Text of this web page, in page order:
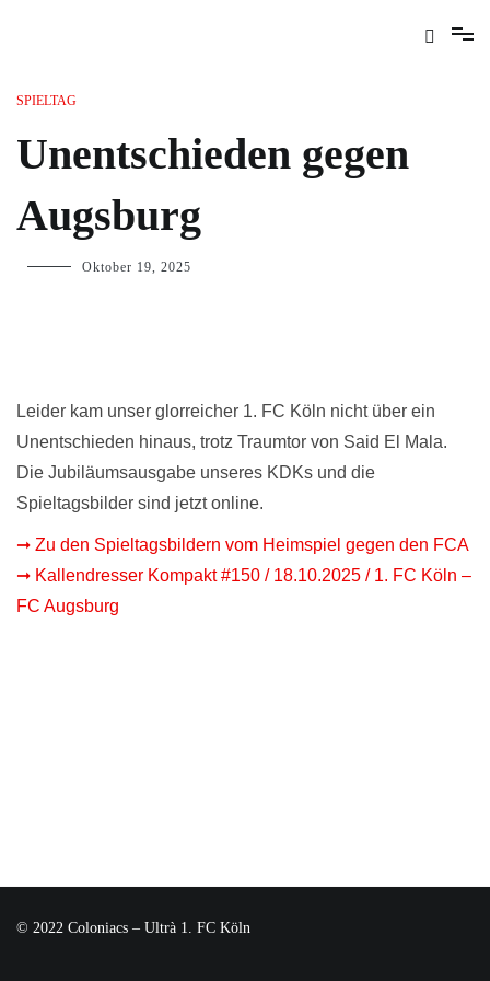
SPIELTAG
Unentschieden gegen
Augsburg
Oktober 19, 2025
Leider kam unser glorreicher 1. FC Köln nicht über ein
Unentschieden hinaus, trotz Traumtor von Said El Mala.
Die Jubiläumsausgabe unseres KDKs und die
Spieltagsbilder sind jetzt online.
➞ Zu den Spieltagsbildern vom Heimspiel gegen den FCA
➞ Kallendresser Kompakt #150 / 18.10.2025 / 1. FC Köln –
FC Augsburg
© 2022 Coloniacs – Ultrà 1. FC Köln